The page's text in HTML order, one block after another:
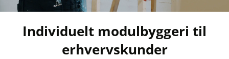
Individuelt modulbyggeri til
erhvervskunder